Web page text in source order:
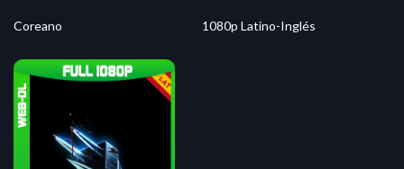
Coreano 1080p Latino-Inglés